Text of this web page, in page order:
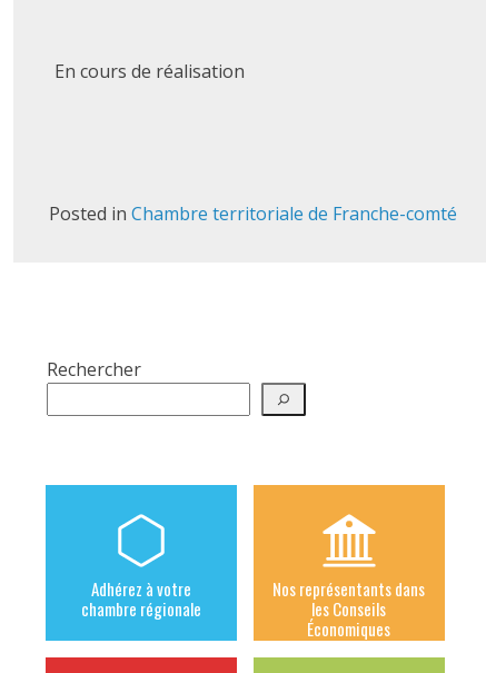
En cours de réalisation
Posted in Chambre territoriale de Franche-comté
Rechercher
Adhérez à votre
chambre régionale
Nos représentants dans
les Conseils
Économiques